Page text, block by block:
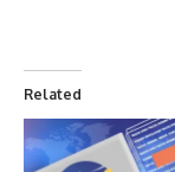
Related